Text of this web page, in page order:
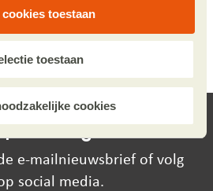
toestaan
toestaan
cookies
2 Volgende
de hoogte.
e-mailnieuwsbrief of volg
social media.